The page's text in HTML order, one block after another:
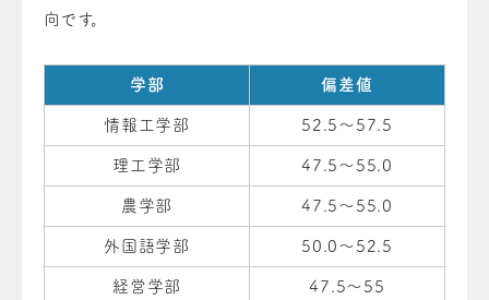
向です。
学部 偏差値
情報工学部 52.5～57.5
理工学部 47.5～55.0
農学部 47.5～55.0
外国語学部 50.0～52.5
経営学部 47.5～55